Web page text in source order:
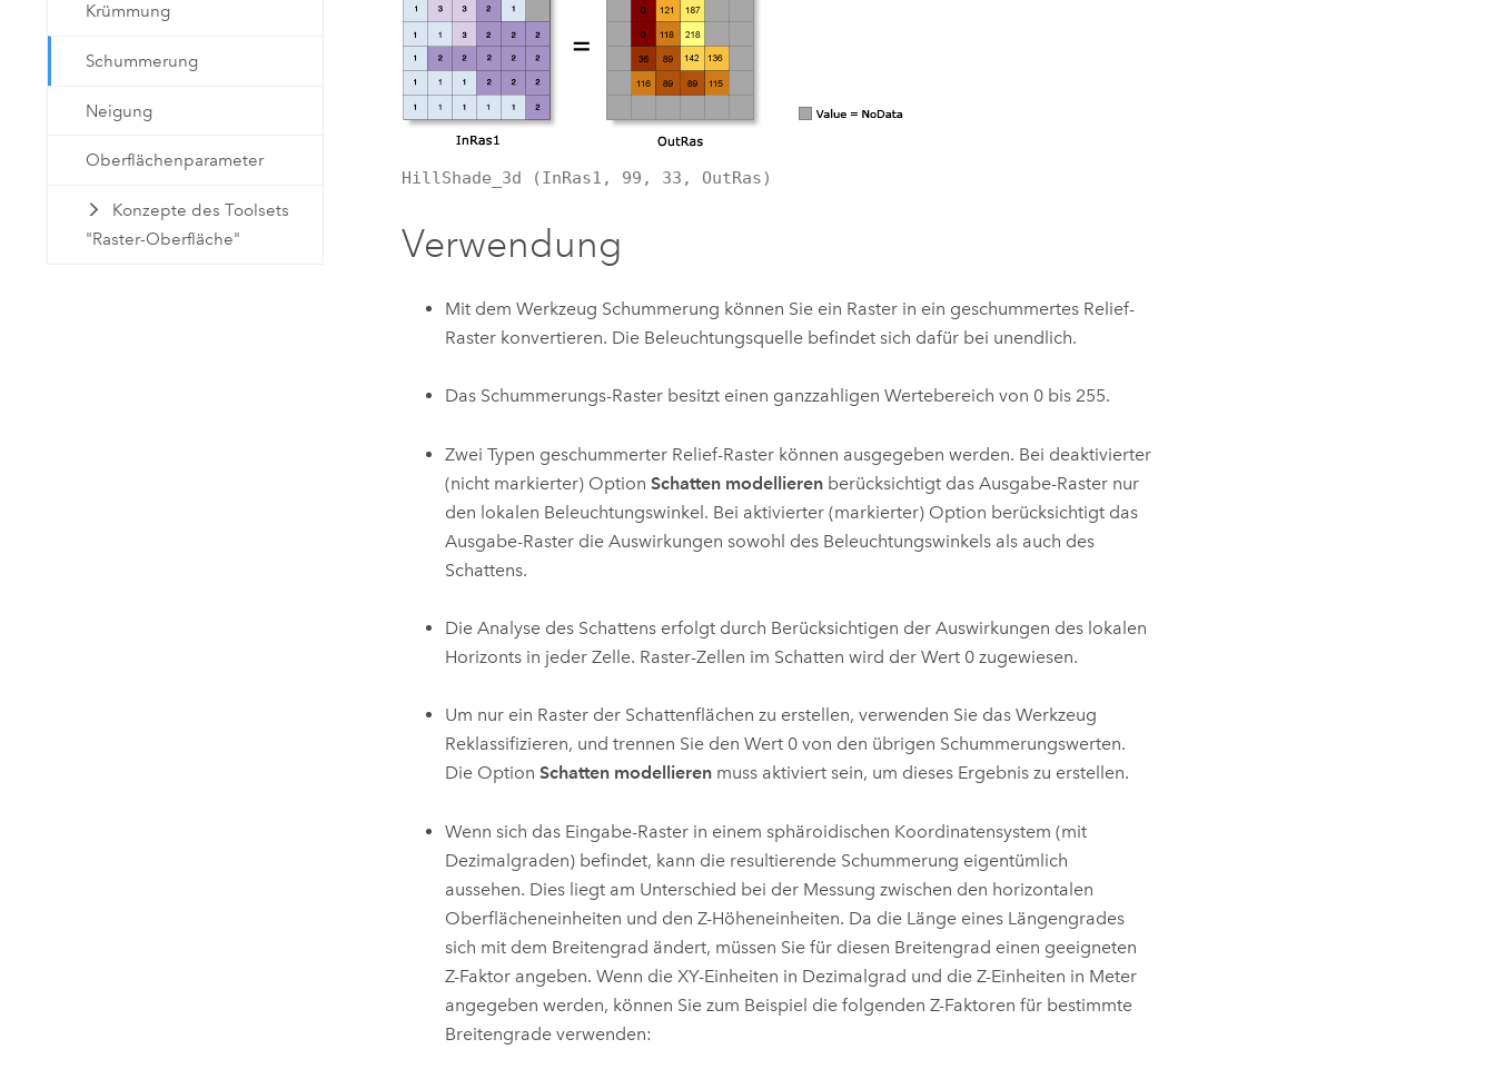
Krümmung
Schummerung
Neigung
Oberflächenparameter
Konzepte des Toolsets
"Raster-Oberfläche"
HillShade_3d (InRas1, 99, 33, OutRas)
Verwendung
Mit dem Werkzeug Schummerung können Sie ein Raster in ein geschummertes Relief-
Raster konvertieren. Die Beleuchtungsquelle befindet sich dafür bei unendlich.
Das Schummerungs-Raster besitzt einen ganzzahligen Wertebereich von 0 bis 255.
Zwei Typen geschummerter Relief-Raster können ausgegeben werden. Bei deaktivierter
(nicht markierter) Option Schatten modellierenberücksichtigt das Ausgabe-Raster nur
den lokalen Beleuchtungswinkel. Bei aktivierter (markierter) Option berücksichtigt das
Ausgabe-Raster die Auswirkungen sowohl des Beleuchtungswinkels als auch des
Schattens.
Die Analyse des Schattens erfolgt durch Berücksichtigen der Auswirkungen des lokalen
Horizonts in jeder Zelle. Raster-Zellen im Schatten wird der Wert 0 zugewiesen.
Um nur ein Raster der Schattenflächen zu erstellen, verwenden Sie das Werkzeug
Reklassifizieren, und trennen Sie den Wert 0 von den übrigen Schummerungswerten.
Die Option Schatten modellierenmuss aktiviert sein, um dieses Ergebnis zu erstellen.
Wenn sich das Eingabe-Raster in einem sphäroidischen Koordinatensystem (mit
Dezimalgraden) befindet, kann die resultierende Schummerung eigentümlich
aussehen. Dies liegt am Unterschied bei der Messung zwischen den horizontalen
Oberflächeneinheiten und den Z-Höheneinheiten. Da die Länge eines Längengrades
sich mit dem Breitengrad ändert, müssen Sie für diesen Breitengrad einen geeigneten
Z-Faktor angeben. Wenn die XY-Einheiten in Dezimalgrad und die Z-Einheiten in Meter
angegeben werden, können Sie zum Beispiel die folgenden Z-Faktoren für bestimmte
Breitengrade verwenden: